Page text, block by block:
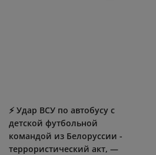
⚡️ Удар ВСУ по автобусу с
детской футбольной
командой из Белоруссии -
террористический акт, —